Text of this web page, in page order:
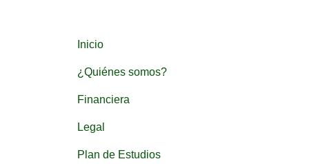
Inicio
¿Quiénes somos?
Financiera
Legal
Plan de Estudios